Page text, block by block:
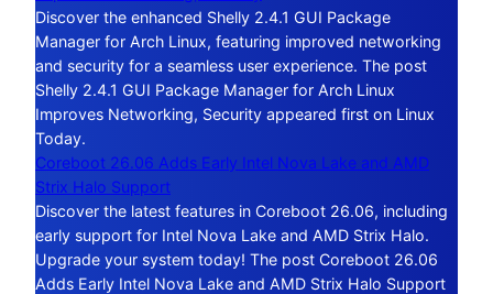
Discover the enhanced Shelly 2.4.1 GUI Package
Manager for Arch Linux, featuring improved networking
and security for a seamless user experience. The post
Shelly 2.4.1 GUI Package Manager for Arch Linux
Improves Networking, Security appeared first on Linux
Today.
Coreboot 26.06 Adds Early Intel Nova Lake and AMD
Strix Halo Support
Discover the latest features in Coreboot 26.06, including
early support for Intel Nova Lake and AMD Strix Halo.
Upgrade your system today! The post Coreboot 26.06
Adds Early Intel Nova Lake and AMD Strix Halo Support